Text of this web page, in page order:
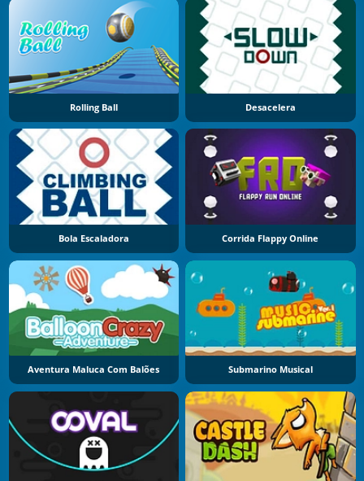
Rolling Ball Desacelera
Bola Escaladora Corrida Flappy Online
Aventura Maluca Com Balões Submarino Musical